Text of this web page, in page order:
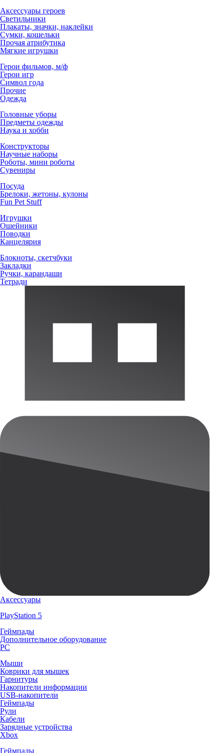
Аксессуары героев
Светильники
Плакаты, значки, наклейки
Сумки, кошельки
Прочая атрибутика
Мягкие игрушки
Герои фильмов, м/ф
Герои игр
Символ года
Прочие
Одежда
Головные уборы
Предметы одежды
Наука и хобби
Конструкторы
Научные наборы
Роботы, мини роботы
Сувениры
Посуда
Брелоки, жетоны, кулоны
Fun Pet Stuff
Игрушки
Ошейники
Поводки
Канцелярия
Блокноты, скетчбуки
Закладки
Ручки, карандаши
Тетради
Аксессуары
PlayStation 5
Геймпады
Дополнительное оборудование
PC
Мыши
Коврики для мышек
Гарнитуры
Накопители информации
USB-накопители
Геймпады
Рули
Кабели
Зарядные устройства
Xbox
Геймпады